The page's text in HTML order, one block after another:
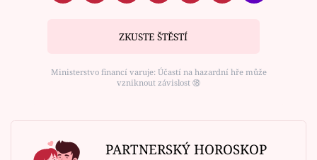
ZKUSTE ŠTĚSTÍ
Ministerstvo financí varuje: Účastí na hazardní hře může
vzniknout závislost ⑱
PARTNERSKÝ HOROSKOP